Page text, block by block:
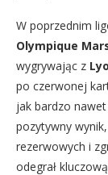
W poprzednim
Olympique
wygrywając z
po czerwonej
jak bardzo
pozytywny
rezerwowych i
odegrał